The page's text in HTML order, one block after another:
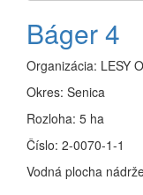
Báger 4
Organizácia: LESY
Okres: Senica
Rozloha: 5 ha
Číslo: 2-0070-1-1
Vodná plocha